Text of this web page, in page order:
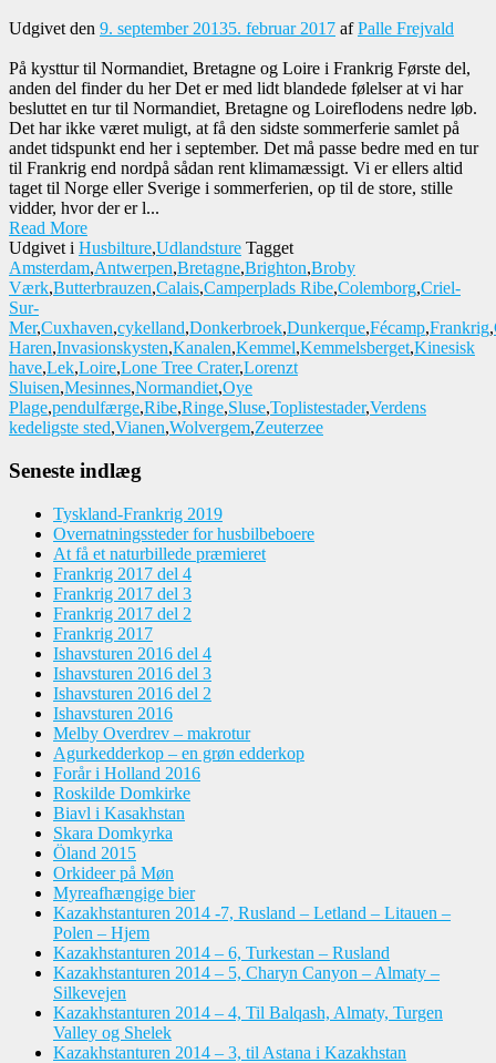
Udgivet den 9. september 20135. februar 2017 afPalle Frejvald
På kysttur til Normandiet, Bretagne og Loire i Frankrig Første del,
anden del finder du her Det er med lidt blandede følelser at vi har
besluttet en tur til Normandiet, Bretagne og Loireflodens nedre løb.
Det har ikke været muligt, at få den sidste sommerferie samlet på
andet tidspunkt end her i september. Det må passe bedre med en tur
til Frankrig end nordpå sådan rent klimamæssigt. Vi er ellers altid
taget til Norge eller Sverige i sommerferien, op til de store, stille
vidder, hvor der er l...
Read More
Udgivet i Husbilture,Udlandsture Tagget
Amsterdam,Antwerpen,Bretagne,Brighton,Broby
Værk,Butterbrauzen,Calais,Camperplads Ribe,Colemborg,Criel-
Sur-
Mer,Cuxhaven,cykelland,Donkerbroek,Dunkerque,Fécamp,Frankrig,
Haren,Invasionskysten,Kanalen,Kemmel,Kemmelsberget,Kinesisk
have,Lek,Loire,Lone Tree Crater,Lorenzt
Sluisen,Mesinnes,Normandiet,Oye
Plage,pendulfærge,Ribe,Ringe,Sluse,Toplistestader,Verdens
kedeligste sted,Vianen,Wolvergem,Zeuterzee
Seneste indlæg
Tyskland-Frankrig 2019
Overnatningssteder for husbilbeboere
At få et naturbillede præmieret
Frankrig 2017 del 4
Frankrig 2017 del 3
Frankrig 2017 del 2
Frankrig 2017
Ishavsturen 2016 del 4
Ishavsturen 2016 del 3
Ishavsturen 2016 del 2
Ishavsturen 2016
Melby Overdrev – makrotur
Agurkedderkop – en grøn edderkop
Forår i Holland 2016
Roskilde Domkirke
Biavl i Kasakhstan
Skara Domkyrka
Öland 2015
Orkideer på Møn
Myreafhængige bier
Kazakhstanturen 2014 -7, Rusland – Letland – Litauen –
Polen – Hjem
Kazakhstanturen 2014 – 6, Turkestan – Rusland
Kazakhstanturen 2014 – 5, Charyn Canyon – Almaty –
Silkevejen
Kazakhstanturen 2014 – 4, Til Balqash, Almaty, Turgen
Valley og Shelek
Kazakhstanturen 2014 – 3, til Astana i Kazakhstan